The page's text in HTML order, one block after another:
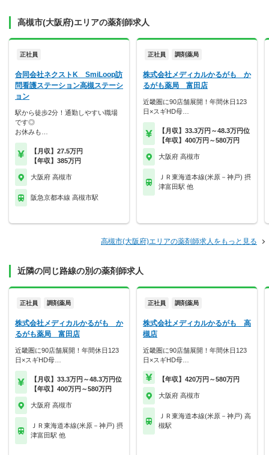
高槻市(大阪府)エリアの薬剤師求人
正社員
合同会社ネクストK SmiLoop訪
問看護ステーション高槻ステーシ
ョン
駅から徒歩2分！通勤しやすい職場
です◎
お休みも…
【月収】27.5万円
【年収】385万円
大阪府 高槻市
阪急京都本線 高槻市駅
正社員 調剤薬局
株式会社メディカルかるがも か
るがも薬局 富田店
近畿圏に90店舗展開！年間休日123
日×スギHD母…
【月収】33.3万円～48.3万円位
【年収】400万円～580万円
大阪府 高槻市
ＪＲ東海道本線(米原－神戸) 摂
津富田駅 他
高槻市(大阪府)エリアの薬剤師求人をもっと見る
近隣の同じ路線の別の薬剤師求人
正社員 調剤薬局
株式会社メディカルかるがも か
るがも薬局 富田店
近畿圏に90店舗展開！年間休日123
日×スギHD母…
【月収】33.3万円～48.3万円位
【年収】400万円～580万円
大阪府 高槻市
ＪＲ東海道本線(米原－神戸) 摂
津富田駅 他
正社員 調剤薬局
株式会社メディカルかるがも 高
槻店
近畿圏に90店舗展開！年間休日123
日×スギHD母…
【年収】420万円～580万円
大阪府 高槻市
ＪＲ東海道本線(米原－神戸) 高
槻駅